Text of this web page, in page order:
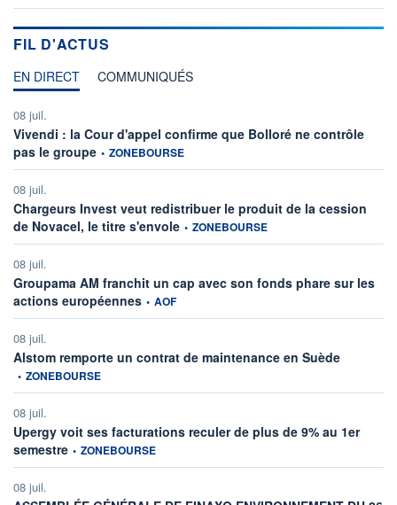
FIL D'ACTUS
EN DIRECT COMMUNIQUÉS
08 juil.
Vivendi : la Cour d'appel confirme que Bolloré ne contrôle
pas le groupe information fournie par
• ZONEBOURSE
08 juil.
Chargeurs Invest veut redistribuer le produit de la cession
de Novacel, le titre s'envole information fournie par
• ZONEBOURSE
08 juil.
Groupama AM franchit un cap avec son fonds phare sur les
actions européennes information fournie par
• AOF
08 juil.
Alstom remporte un contrat de maintenance en Suède
• ZONEBOURSE
08 juil.
Upergy voit ses facturations reculer de plus de 9% au 1er
semestre information fournie par
• ZONEBOURSE
08 juil.